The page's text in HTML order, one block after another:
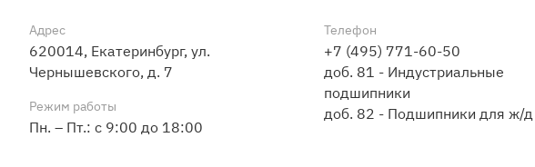
Адрес
620014, Екатеринбург, ул.
Чернышевского, д. 7
Режим работы
Пн. – Пт.: с 9:00 до 18:00
Телефон
+7 (495) 771-60-50
доб. 81 - Индустриальные
подшипники
доб. 82 - Подшипники для ж/д